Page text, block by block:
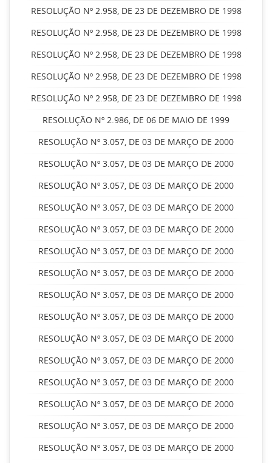
RESOLUÇÃO Nº 2.958, DE 23 DE DEZEMBRO DE 1998
RESOLUÇÃO Nº 2.958, DE 23 DE DEZEMBRO DE 1998
RESOLUÇÃO Nº 2.958, DE 23 DE DEZEMBRO DE 1998
RESOLUÇÃO Nº 2.958, DE 23 DE DEZEMBRO DE 1998
RESOLUÇÃO Nº 2.958, DE 23 DE DEZEMBRO DE 1998
RESOLUÇÃO Nº 2.986, DE 06 DE MAIO DE 1999
RESOLUÇÃO Nº 3.057, DE 03 DE MARÇO DE 2000
RESOLUÇÃO Nº 3.057, DE 03 DE MARÇO DE 2000
RESOLUÇÃO Nº 3.057, DE 03 DE MARÇO DE 2000
RESOLUÇÃO Nº 3.057, DE 03 DE MARÇO DE 2000
RESOLUÇÃO Nº 3.057, DE 03 DE MARÇO DE 2000
RESOLUÇÃO Nº 3.057, DE 03 DE MARÇO DE 2000
RESOLUÇÃO Nº 3.057, DE 03 DE MARÇO DE 2000
RESOLUÇÃO Nº 3.057, DE 03 DE MARÇO DE 2000
RESOLUÇÃO Nº 3.057, DE 03 DE MARÇO DE 2000
RESOLUÇÃO Nº 3.057, DE 03 DE MARÇO DE 2000
RESOLUÇÃO Nº 3.057, DE 03 DE MARÇO DE 2000
RESOLUÇÃO Nº 3.057, DE 03 DE MARÇO DE 2000
RESOLUÇÃO Nº 3.057, DE 03 DE MARÇO DE 2000
RESOLUÇÃO Nº 3.057, DE 03 DE MARÇO DE 2000
RESOLUÇÃO Nº 3.057, DE 03 DE MARÇO DE 2000